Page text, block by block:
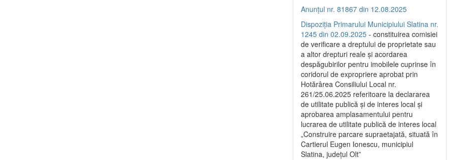
Anunțul nr. 81867 din 12.08.2025
Dispoziția Primarului Municipiului Slatina nr.
1245 din 02.09.2025 - constituirea comisiei
de verificare a dreptului de proprietate sau
a altor drepturi reale și acordarea
despăgubirilor pentru imobilele cuprinse în
coridorul de expropriere aprobat prin
Hotărârea Consiliului Local nr.
261/25.06.2025 referitoare la declararea
de utilitate publică și de interes local și
aprobarea amplasamentului pentru
lucrarea de utilitate publică de interes local
„Construire parcare supraetajată, situată în
Cartierul Eugen Ionescu, municipiul
Slatina, județul Olt”